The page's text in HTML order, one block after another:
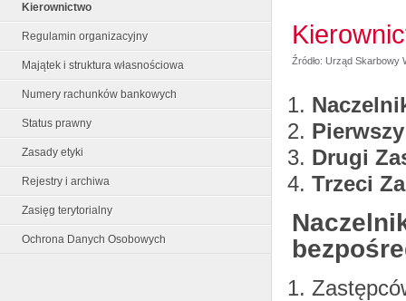
Kierownictwo
Regulamin organizacyjny
Majątek i struktura własnościowa
Numery rachunków bankowych
Status prawny
Zasady etyki
Rejestry i archiwa
Zasięg terytorialny
Ochrona Danych Osobowych
Źródło: Urząd Skarbowy
Drugi
Trzeci